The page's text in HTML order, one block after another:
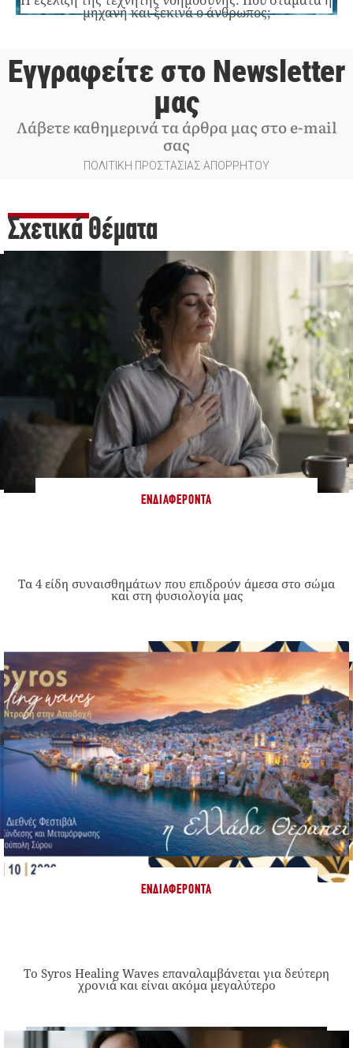
μηχανή και ξεκινά ο άνθρωπος;
Εγγραφείτε στο Newsletter
μας
Λάβετε καθημερινά τα άρθρα μας στο e-mail
σας
ΠΟΛΙΤΙΚΗ ΠΡΟΣΤΑΣΙΑΣ ΑΠΟΡΡΗΤΟΥ
Σχετικά Θέματα
ΕΝΔΙΑΦΈΡΟΝΤΑ
Τα 4 είδη συναισθημάτων που επιδρούν άμεσα στο σώμα
και στη φυσιολογία μας
ΕΝΔΙΑΦΈΡΟΝΤΑ
Το Syros Healing Waves επαναλαμβάνεται για δεύτερη
χρονιά και είναι ακόμα μεγαλύτερο